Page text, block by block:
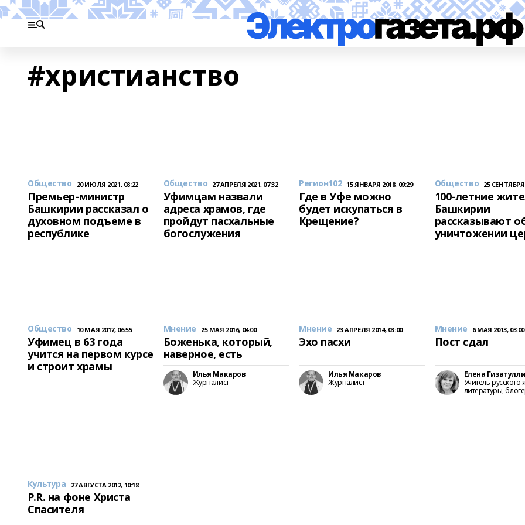
#христианство
Общество 20 ИЮЛЯ 2021, 08:22
Премьер-министр
Башкирии рассказал о
духовном подъеме в
республике
Общество 27 АПРЕЛЯ 2021, 07:32
Уфимцам назвали
адреса храмов, где
пройдут пасхальные
богослужения
Регион102 15 ЯНВАРЯ 2018, 09:29
Где в Уфе можно
будет искупаться в
Крещение?
Общество 25 СЕНТЯБРЯ
100-летние
Башкирии
рассказывают
уничтожении
Общество 10 МАЯ 2017, 06:55
Уфимец в 63 года
учится на первом курсе
и строит храмы
Мнение 25 МАЯ 2016, 04:00
Боженька, который,
наверное, есть
Илья Макаров
Журналист
Мнение 23 АПРЕЛЯ 2014, 03:00
Эхо пасхи
Илья Макаров
Журналист
Мнение 6 МАЯ 2013, 03:00
Пост сдал
Елена
Учитель русского
литературы,
Культура 27 АВГУСТА 2012, 10:18
P.R. на фоне Христа
Спасителя